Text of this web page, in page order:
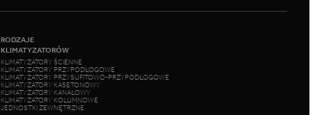
RODZAJE
KLIMATYZATORÓW
KLIMATYZATORY ŚCIENNE
KLIMATYZATORY PRZYPODŁOGOWE
KLIMATYZATORY PRZYSUFITOWO-PRZYPODŁOGOWE
KLIMATYZATORY KASETONOWY
KLIMATYZATORY KANAŁOWY
KLIMATYZATORY KOLUMNOWE
JEDNOSTKI ZEWNĘTRZNE